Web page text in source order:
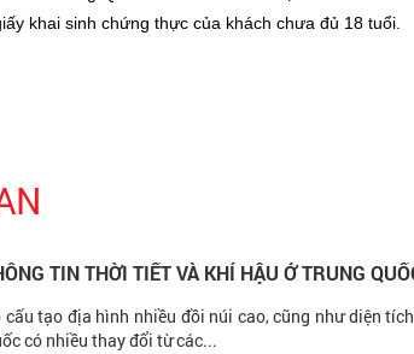
khai sinh chứng thực của khách chưa đủ 18 tuổi.
TIN THỜI TIẾT VÀ KHÍ HẬU Ở TRUNG
cấu tạo địa hình nhiều đồi núi cao, cũng như diện
có nhiều thay đổi từ các...